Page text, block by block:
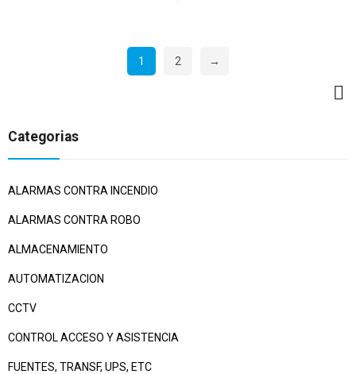
1 2 →
Categorias
ALARMAS CONTRA INCENDIO
ALARMAS CONTRA ROBO
ALMACENAMIENTO
AUTOMATIZACION
CCTV
CONTROL ACCESO Y ASISTENCIA
FUENTES, TRANSF, UPS, ETC